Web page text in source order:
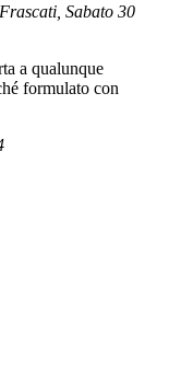
Frascati, Sabato 30
a qualunque
formulato con